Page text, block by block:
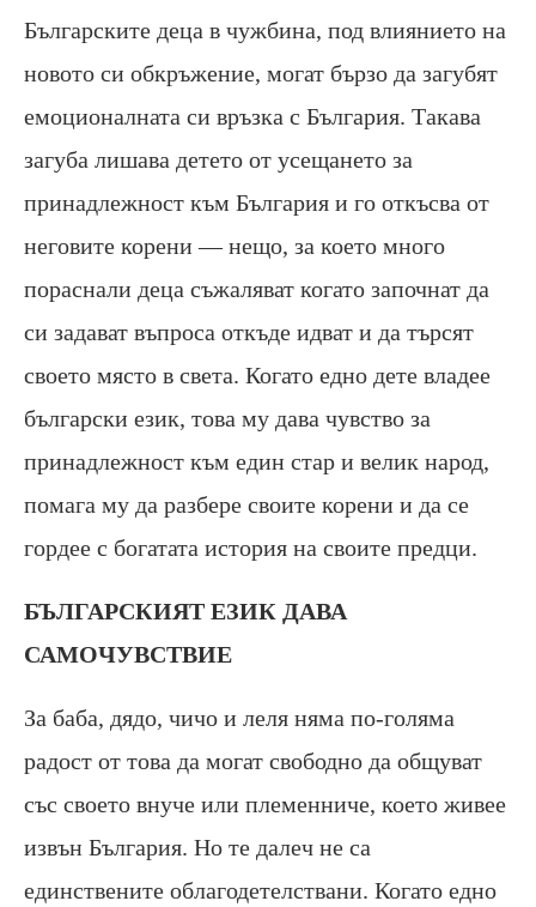
Българските деца в чужбина, под влиянието на
новото си обкръжение, могат бързо да загубят
емоционалната си връзка с България. Такава
загуба лишава детето от усещането за
принадлежност към България и го откъсва от
неговите корени — нещо, за което много
пораснали деца съжаляват когато започнат да
си задават въпроса откъде идват и да търсят
своето място в света. Когато едно дете владее
български език, това му дава чувство за
принадлежност към един стар и велик народ,
помага му да разбере своите корени и да се
гордее с богатата история на своите предци.
БЪЛГАРСКИЯТ ЕЗИК ДАВА
САМОЧУВСТВИЕ
За баба, дядо, чичо и леля няма по-голяма
радост от това да могат свободно да общуват
със своето внуче или племенниче, което живее
извън България. Но те далеч не са
единствените облагодетелствани. Когато едно